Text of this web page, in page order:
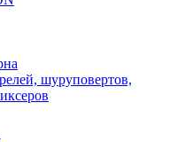
шуруповертов,